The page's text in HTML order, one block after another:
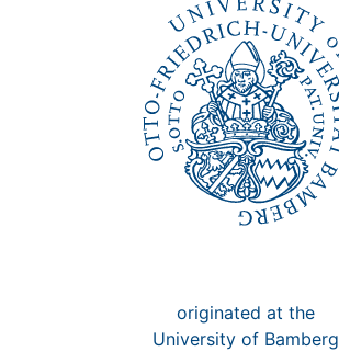
originated at the
University of Bamberg